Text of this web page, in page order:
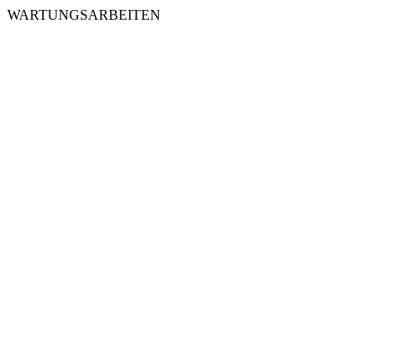
WARTUNGSARBEITEN